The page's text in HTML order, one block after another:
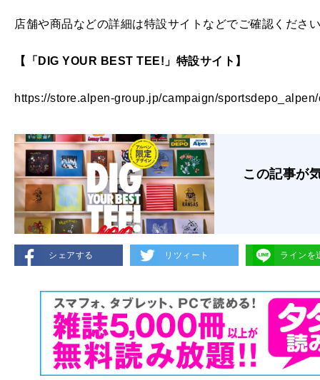
店舗や商品などの詳細は特設サイトなどでご確認くださ
【「DIG YOUR BEST TEE!」特設サイト】
https://store.alpen-group.jp/campaign/
この記事が
シェアする リツィート ラインを